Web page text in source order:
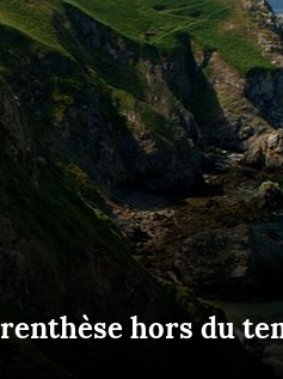
Briefings
FLASH INFO
hors du